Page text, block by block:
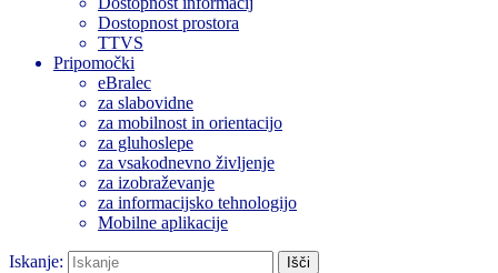
Dostopnost prostora
TTVS
Pripomočki
eBralec
za slabovidne
za mobilnost in orientacijo
za gluhoslepe
za vsakodnevno življenje
za izobraževanje
za informacijsko tehnologijo
Mobilne aplikacije
Iskanje: